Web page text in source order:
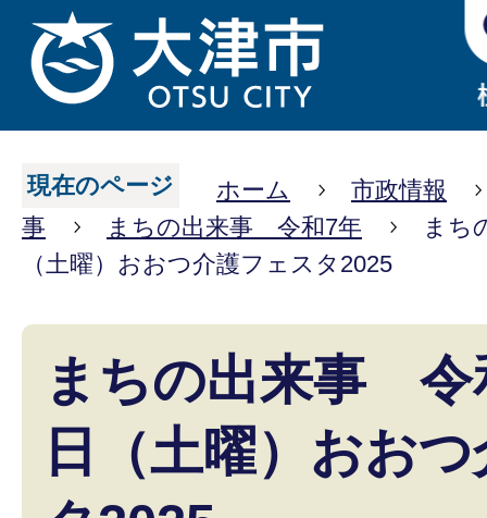
現在のページ ホーム
市政情報
事
まちの出来事 令和7年
まち
（土曜）おおつ介護フェスタ2025
まちの出来事 令
日（土曜）おお